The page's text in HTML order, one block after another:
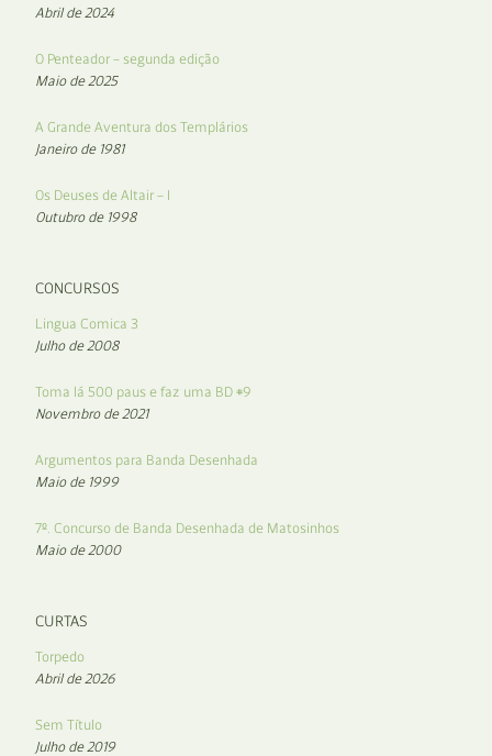
Abril de 2024
O Penteador – segunda edição
Maio de 2025
A Grande Aventura dos Templários
Janeiro de 1981
Os Deuses de Altair – I
Outubro de 1998
CONCURSOS
Lingua Comica 3
Julho de 2008
Toma lá 500 paus e faz uma BD #9
Novembro de 2021
Argumentos para Banda Desenhada
Maio de 1999
7º. Concurso de Banda Desenhada de Matosinhos
Maio de 2000
CURTAS
Torpedo
Abril de 2026
Sem Título
Julho de 2019